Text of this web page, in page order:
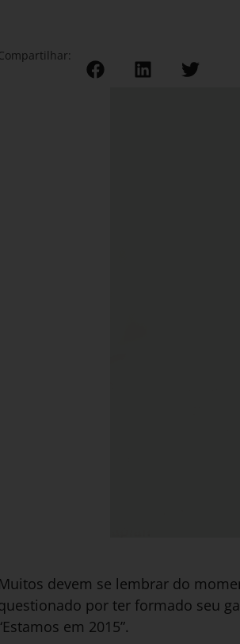
Muitos devem se lembrar do
por ter formado seu
em 2015”.